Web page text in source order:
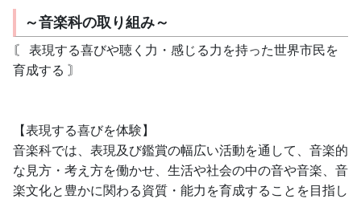
～音楽科の取り組み～
〘 表現する喜びや聴く力・感じる力を持った世界市民を
育成する 〙
【表現する喜びを体験】
音楽科では、表現及び鑑賞の幅広い活動を通して、音楽的
な見方・考え方を働かせ、生活や社会の中の音や音楽、音
楽文化と豊かに関わる資質・能力を育成することを目指し